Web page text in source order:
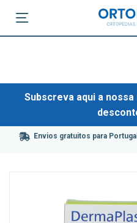
Subscreva aqui a
Envios gratuitos para